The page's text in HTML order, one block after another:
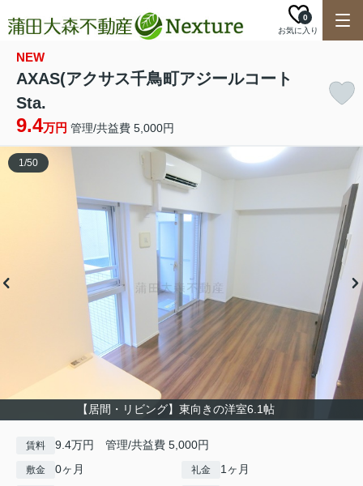
お気に入り
0
NEW
AXAS(アクサス千鳥町アジールコート
Sta.
9.4万円 管理/共益費 5,000円
【居間・リビング】東向きの洋室6.1帖
1/50
賃料 9.4万円 管理/共益費 5,000円
敷金 0ヶ月 礼金 1ヶ月